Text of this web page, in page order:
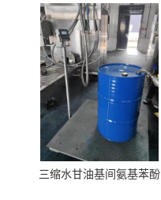
三缩水甘油基间氨基苯酚